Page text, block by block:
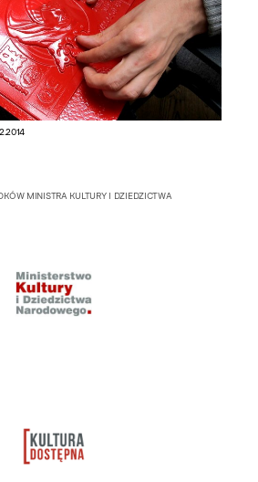
MINISTRA KULTURY I DZIEDZICTWA